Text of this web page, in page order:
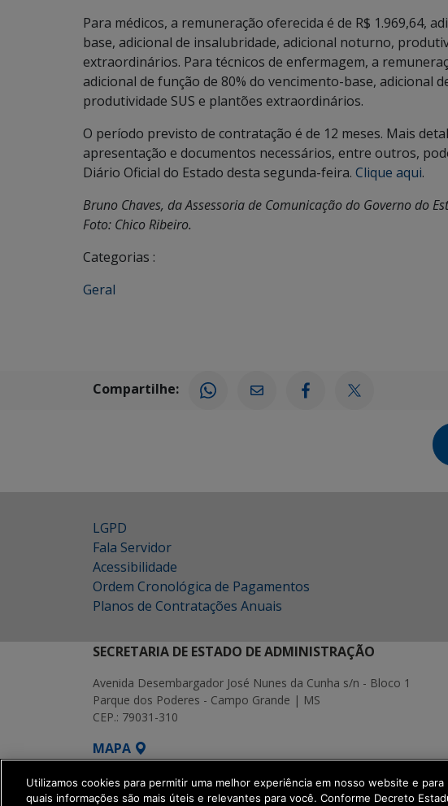
Para médicos, a remuneração oferecida é de R$ 1.969,64,
base, adicional de insalubridade, adicional noturno,
extraordinários. Para técnicos de enfermagem, a
adicional de função de 80% do vencimento-base, adicional
produtividade SUS e plantões extraordinários.
O período previsto de contratação é de 12 meses. Mais
apresentação e documentos necessários, entre outros,
Diário Oficial do Estado desta segunda-feira. Clique aqui.
Bruno Chaves, da Assessoria de Comunicação do Governo do
Foto: Chico Ribeiro.
Categorias :
Geral
Compartilhe:
LGPD
Fala Servidor
Acessibilidade
Ordem Cronológica de Pagamentos
Planos de Contratações Anuais
SECRETARIA DE ESTADO DE ADMINISTRAÇÃO
Avenida Desembargador José Nunes da Cunha s/n - Bloco 1
Parque dos Poderes - Campo Grande | MS
CEP.: 79031-310
MAPA
SETDIG | Secretaria-Executiva de Transformação
Utilizamos cookies para permitir uma melhor experiência em nosso website e
quais informações são mais úteis e relevantes para você. Conforme Decreto